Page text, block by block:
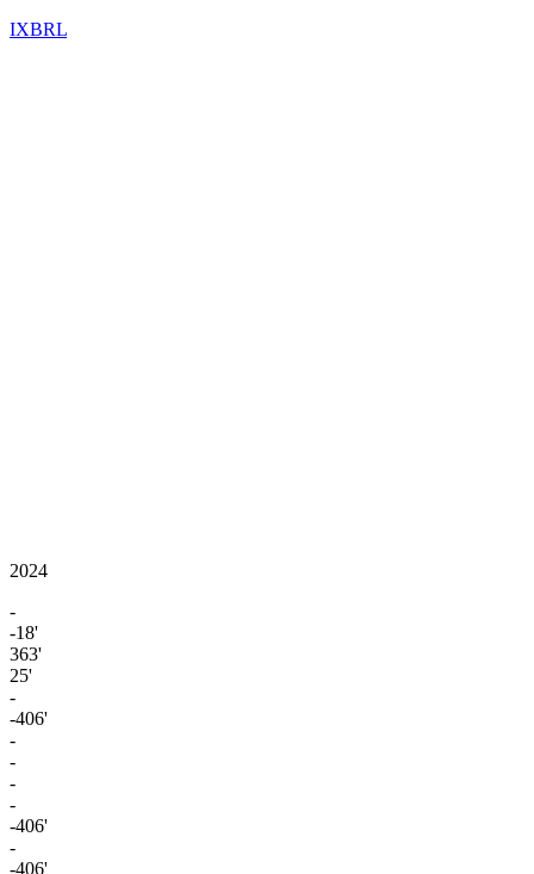
IXBRL
2024
-
-18'
363'
25'
-
-406'
-
-
-
-
-406'
-
-406'